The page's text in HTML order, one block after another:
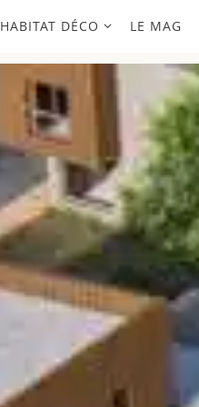
HABITAT DÉCO LE MAG